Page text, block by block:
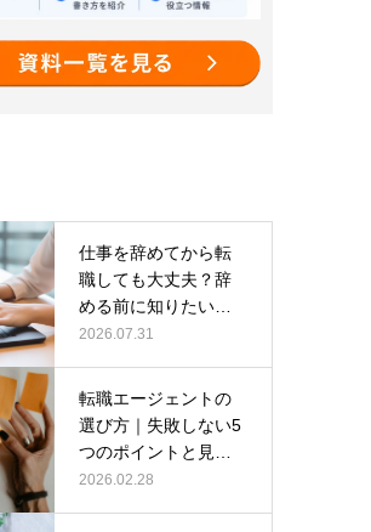
仕事を辞めてから転
職しても大丈夫？辞
める前に知りたい判
断基準や注意点を
2026.07.31
転職エージェントの
選び方｜失敗しない5
つのポイントと見極
め方
2026.02.28